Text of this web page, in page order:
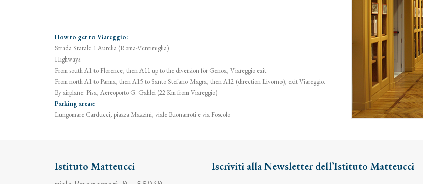
How to get to Viareggio:
Strada Statale 1 Aurelia (Roma-Ventimiglia)
Highways:
From south A1 to Florence, then A11 up to the diversion for Genoa, Viareggio exit.
From north A1 to Parma, then A15 to Santo Stefano Magra, then A12 (direction Livorno), exit Viareggio.
By airplane: Pisa, Aereoporto G. Galilei (22 Km from Viareggio)
Parking areas:
Lungomare Carducci, piazza Mazzini, viale Buonarroti e via Foscolo
Istituto Matteucci
Iscriviti alla Newsletter dell’Istituto Matteucci